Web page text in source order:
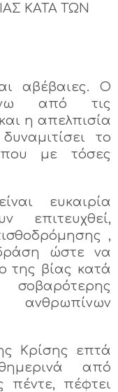
ΚΑΤΑ ΤΩΝ
αβέβαιες. Ο
από τις
η απελπισία
το
που με τόσες
ευκαιρία
επιτευχθεί,
,
ώστε να
της βίας κατά
επτά
από
πέντε, πέφτει